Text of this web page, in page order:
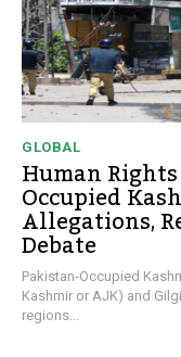
GLOBAL
Human
Occupied
Allegations,
Debate
Pakistan-Occupied
Kashmir or AJK) and
regions...